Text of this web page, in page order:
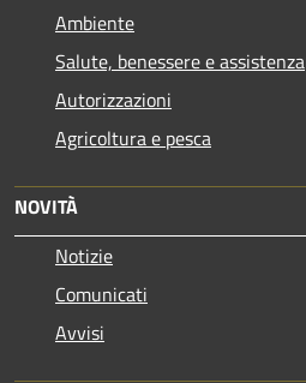
Ambiente
Salute, benessere e assistenza
Autorizzazioni
Agricoltura e pesca
NOVITÀ
Notizie
Comunicati
Avvisi